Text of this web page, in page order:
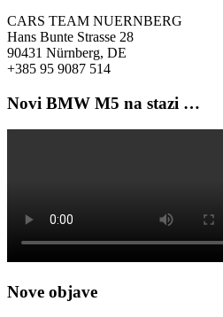
CARS TEAM NUERNBERG
Hans Bunte Strasse 28
90431 Nürnberg, DE
+385 95 9087 514
Novi BMW M5 na stazi …
Nove objave